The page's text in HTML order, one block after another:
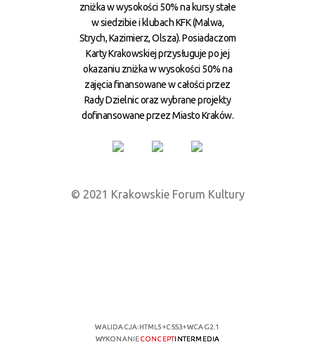
zniżka w wysokości 50% na kursy stałe
w siedzibie i klubach KFK (Malwa,
Strych, Kazimierz, Olsza). Posiadaczom
Karty Krakowskiej przysługuje po jej
okazaniu zniżka w wysokości 50% na
zajęcia finansowane w całości przez
Rady Dzielnic oraz wybrane projekty
dofinansowane przez Miasto Kraków.
© 2021 Krakowskie Forum Kultury
WALIDACJA:HTML5+CSS3+WCAG 2.1
WYKONANIECONCEPTINTERMEDIA